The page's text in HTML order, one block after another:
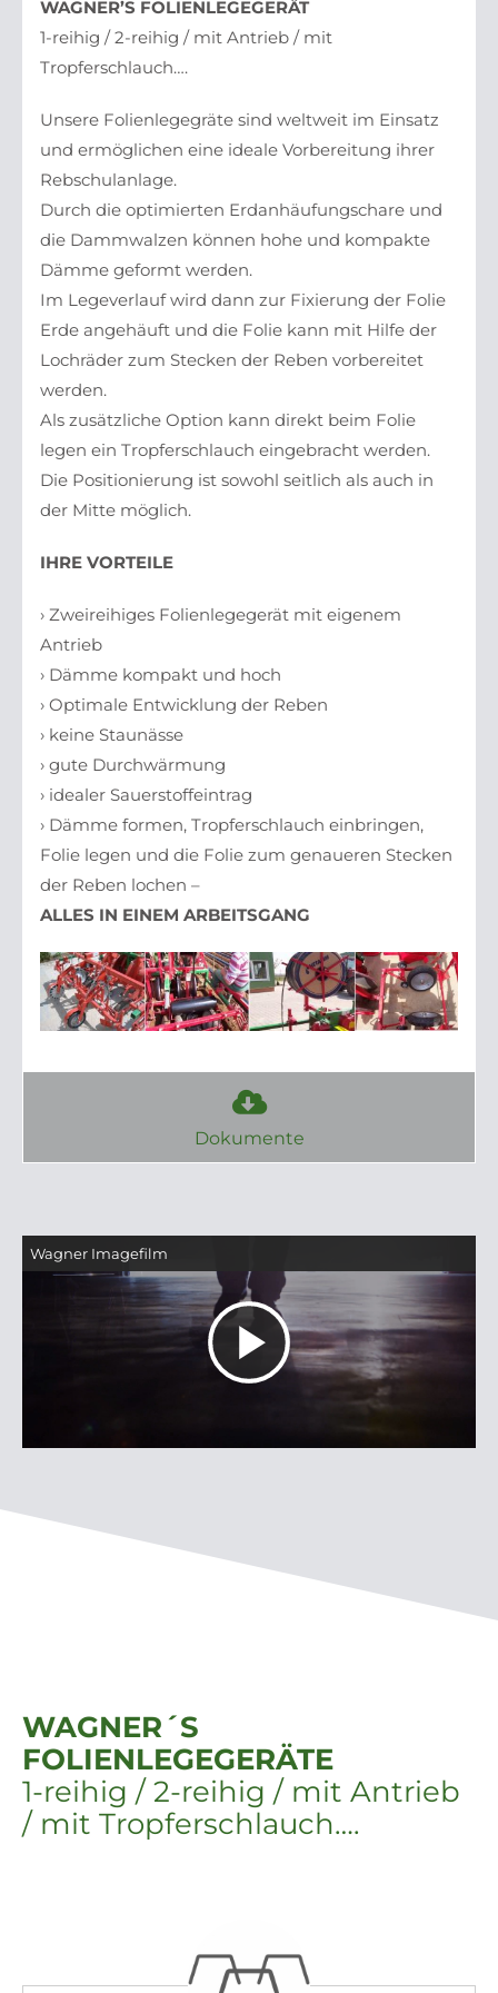
WAGNER’S FOLIENLEGEGERÄT
1-reihig / 2-reihig / mit Antrieb / mit
Tropferschlauch….
Unsere Folienlegegräte sind weltweit im Einsatz
und ermöglichen eine ideale Vorbereitung ihrer
Rebschulanlage.
Durch die optimierten Erdanhäufungschare und
die Dammwalzen können hohe und kompakte
Dämme geformt werden.
Im Legeverlauf wird dann zur Fixierung der Folie
Erde angehäuft und die Folie kann mit Hilfe der
Lochräder zum Stecken der Reben vorbereitet
werden.
Als zusätzliche Option kann direkt beim Folie
legen ein Tropferschlauch eingebracht werden.
Die Positionierung ist sowohl seitlich als auch in
der Mitte möglich.
IHRE VORTEILE
› Zweireihiges Folienlegegerät mit eigenem
Antrieb
› Dämme kompakt und hoch
› Optimale Entwicklung der Reben
› keine Staunässe
› gute Durchwärmung
› idealer Sauerstoffeintrag
› Dämme formen, Tropferschlauch einbringen,
Folie legen und die Folie zum genaueren Stecken
der Reben lochen –
ALLES IN EINEM ARBEITSGANG
Dokumente
Wagner Imagefilm
Video
WAGNER´S
FOLIENLEGEGERÄTE
1-reihig / 2-reihig / mit Antrieb
/ mit Tropferschlauch….